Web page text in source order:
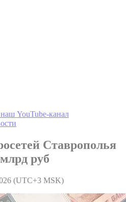
YouTube-канал
Ставрополья
руб
(UTC+3 MSK)